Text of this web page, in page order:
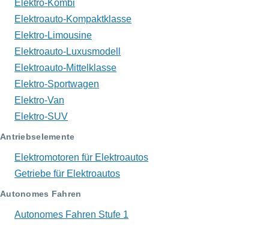
Elektro-Kombi
Elektroauto-Kompaktklasse
Elektro-Limousine
Elektroauto-Luxusmodell
Elektroauto-Mittelklasse
Elektro-Sportwagen
Elektro-Van
Elektro-SUV
Antriebselemente
Elektromotoren für Elektroautos
Getriebe für Elektroautos
Autonomes Fahren
Autonomes Fahren Stufe 1